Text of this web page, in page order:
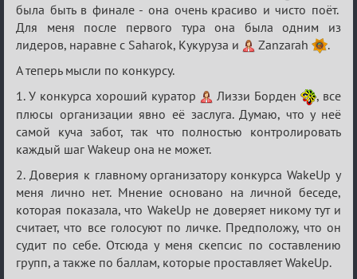
была быть в финале - она очень красиво и чисто поёт.
Для меня после первого тура она была одним из
лидеров, наравне с Saharok, Кукуруза и
Zanzarah
.
А теперь мысли по конкурсу.
1. У конкурса хороший куратор
Лиззи Борден
, все
плюсы организации явно её заслуга. Думаю, что у неё
самой куча забот, так что полностью контролировать
каждый шаг Wakeup она не может.
2. Доверия к главному организатору конкурса WakeUp у
меня лично нет. Мнение основано на личной беседе,
которая показала, что WakeUp не доверяет никому тут и
считает, что все голосуют по личке. Предположу, что он
судит по себе. Отсюда у меня скепсис по составлению
групп, а также по баллам, которые проставляет WakeUp.